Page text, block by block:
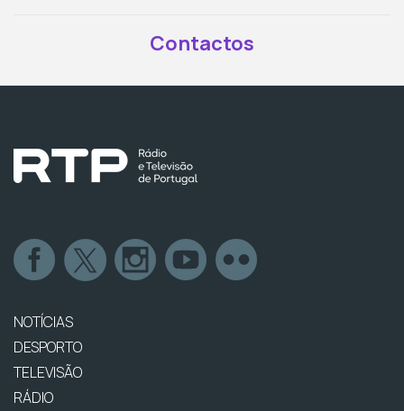
Contactos
NOTÍCIAS
DESPORTO
TELEVISÃO
RÁDIO